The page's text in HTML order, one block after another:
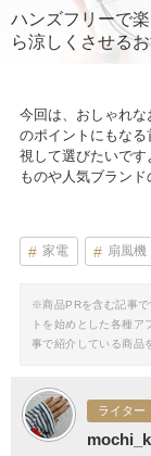
ハンズフリーで
ら涼しくさせる
今回は、おしゃれ
のポイントにもな
視して選びたいで
ものや人気ブランド
家電 扇風機
※商品PRを含む記事で
トを始めとした各種ア
事で紹介している商品
ライター